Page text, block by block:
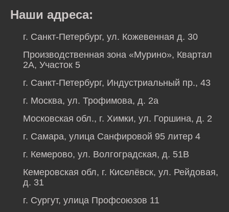
Наши адреса:
г. Санкт-Петербург, ул. Кожевенная д. 30
Производственная зона «Мурино», Квартал
2А, Участок 5
г. Санкт-Петербург, Индустриальный пр., 43
г. Москва, ул. Трофимова, д. 2а
Московская обл., г. Химки, ул. Горшина, д. 2
г. Самара, улица Санфировой 95 литер 4
г. Кемерово, ул. Волгоградская, д. 51В
Кемеровская обл, г. Киселёвск, ул. Рейдовая,
д. 31
г. Сургут, улица Профсоюзов 11